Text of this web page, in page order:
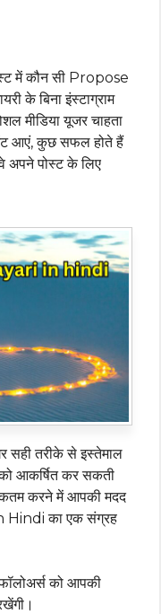
में कौन सी Propose
के बिना इंस्टाग्राम
मीडिया यूजर चाहता
आएं, कुछ सफल होते हैं
पोस्ट के लिए
सही तरीके से इस्तेमाल
आकर्षित कर सकती
करने में आपकी मदद
Hindi का एक संग्रह
को आपकी